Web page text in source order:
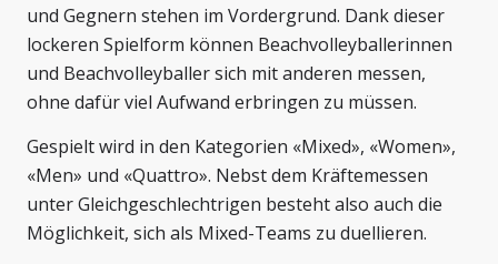
und Gegnern stehen im Vordergrund. Dank dieser
lockeren Spielform können Beachvolleyballerinnen
und Beachvolleyballer sich mit anderen messen,
ohne dafür viel Aufwand erbringen zu müssen.
Gespielt wird in den Kategorien «Mixed», «Women»,
«Men» und «Quattro». Nebst dem Kräftemessen
unter Gleichgeschlechtrigen besteht also auch die
Möglichkeit, sich als Mixed-Teams zu duellieren.